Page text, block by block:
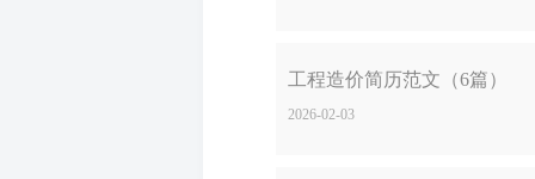
工程造价简历范文（6篇）
2026-02-03